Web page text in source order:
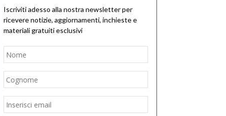
Iscriviti adesso alla nostra newsletter per
ricevere notizie, aggiornamenti, inchieste e
materiali gratuiti esclusivi
Nome
Email